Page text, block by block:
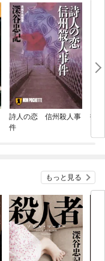
詩人の恋 信州殺人事
件
指
もっと見る